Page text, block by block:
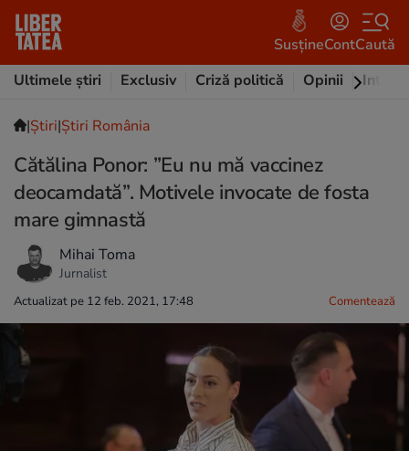
SusțineContCaută
Ultimele știri
Exclusiv Criză politică Opinii
|Ştiri|Știri România
Cătălina Ponor: ”Eu nu mă vaccinez
deocamdată”. Motivele invocate de fosta
mare gimnastă
Mihai Toma
Jurnalist
Actualizat pe 12 feb. 2021, 17:48 Comentează